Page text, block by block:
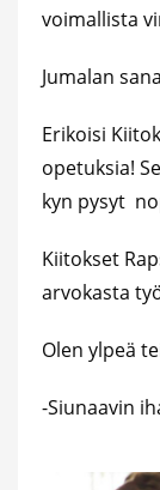
voimallista
Jumalan
Erikoisi
opetuksia!
kyn pysyt
Kiitokset
arvokasta
Olen ylpeä
-Siunaavin